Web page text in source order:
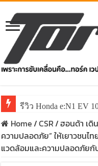
รีวิว Honda e:N1 EV
Home/CSR/ฮอนด้า เดิ
ความปลอดภัย” ให้เยาวชนไ
แวดล้อมและความปลอดภัยกั